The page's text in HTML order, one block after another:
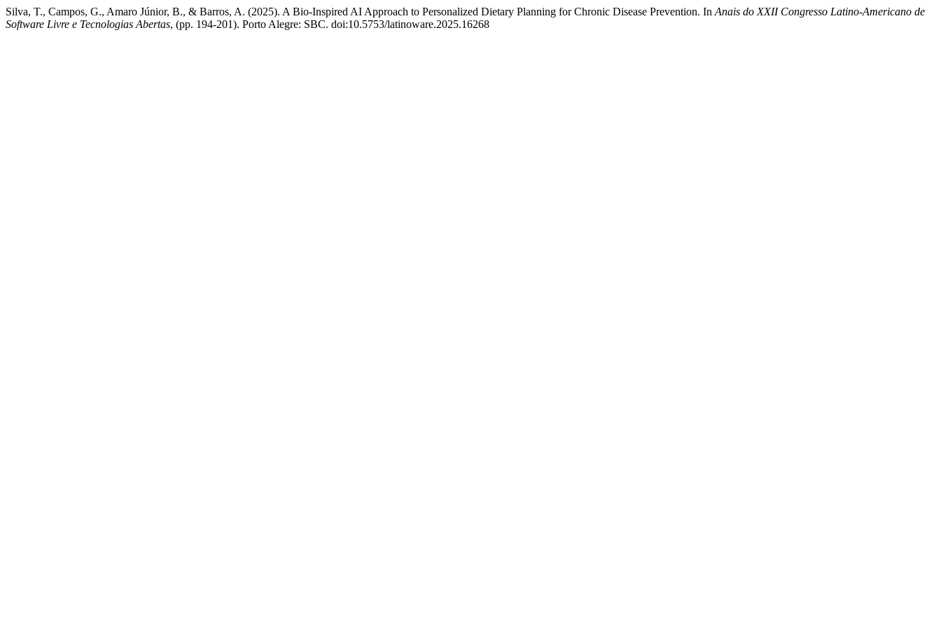
Silva, T., Campos, G., Amaro Júnior, B., & Barros, A. (2025). A Bio-Inspired AI Approach to Personalized Dietary Planning for Chronic Disease Prevention. In Anais do XXII Congresso Latino-Americano de
Software Livre e Tecnologias Abertas, (pp. 194-201). Porto Alegre: SBC. doi:10.5753/latinoware.2025.16268